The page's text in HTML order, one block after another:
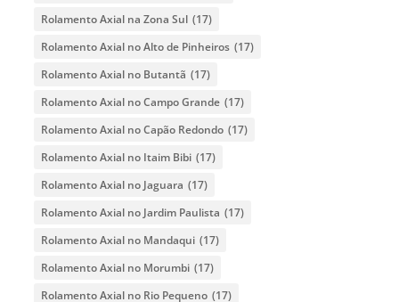
Rolamento Axial na Zona Sul (17)
Rolamento Axial no Alto de Pinheiros (17)
Rolamento Axial no Butantã (17)
Rolamento Axial no Campo Grande (17)
Rolamento Axial no Capão Redondo (17)
Rolamento Axial no Itaim Bibi (17)
Rolamento Axial no Jaguara (17)
Rolamento Axial no Jardim Paulista (17)
Rolamento Axial no Mandaqui (17)
Rolamento Axial no Morumbi (17)
Rolamento Axial no Rio Pequeno (17)